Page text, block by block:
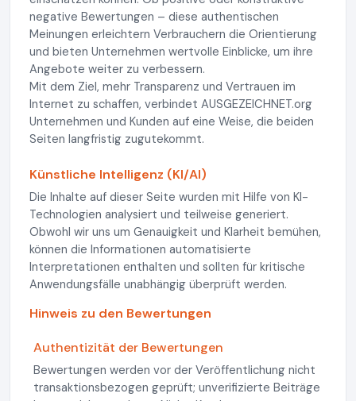
negative Bewertungen – diese authentischen
Meinungen erleichtern Verbrauchern die Orientierung
und bieten Unternehmen wertvolle Einblicke, um ihre
Angebote weiter zu verbessern.
Mit dem Ziel, mehr Transparenz und Vertrauen im
Internet zu schaffen, verbindet AUSGEZEICHNET.org
Unternehmen und Kunden auf eine Weise, die beiden
Seiten langfristig zugutekommt.
Künstliche Intelligenz (KI/AI)
Die Inhalte auf dieser Seite wurden mit Hilfe von KI-
Technologien analysiert und teilweise generiert.
Obwohl wir uns um Genauigkeit und Klarheit bemühen,
können die Informationen automatisierte
Interpretationen enthalten und sollten für kritische
Anwendungsfälle unabhängig überprüft werden.
Hinweis zu den Bewertungen
Authentizität der Bewertungen
Bewertungen werden vor der Veröffentlichung nicht
transaktionsbezogen geprüft; unverifizierte Beiträge